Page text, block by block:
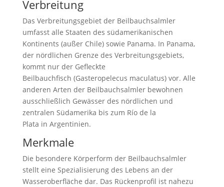
Verbreitung
Das Verbreitungsgebiet der Beilbauchsalmler
umfasst alle Staaten des südamerikanischen
Kontinents (außer Chile) sowie Panama. In Panama,
der nördlichen Grenze des Verbreitungsgebiets,
kommt nur der Gefleckte
Beilbauchfisch (Gasteropelecus maculatus) vor. Alle
anderen Arten der Beilbauchsalmler bewohnen
ausschließlich Gewässer des nördlichen und
zentralen Südamerika bis zum Río de la
Plata in Argentinien.
Merkmale
Die besondere Körperform der Beilbauchsalmler
stellt eine Spezialisierung des Lebens an der
Wasseroberfläche dar. Das Rückenprofil ist nahezu